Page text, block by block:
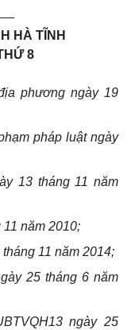
HÀ TĨNH
8
phương ngày 19
pháp luật ngày
13 tháng 11 năm
năm 2010;
11 năm 2014;
25 tháng 6 năm
ngày 25